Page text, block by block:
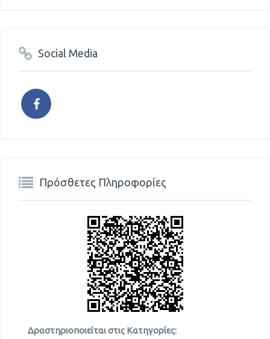
Social Media
Πρόσθετες Πληροφορίες
Δραστηριοποιείται στις Κατηγορίες: